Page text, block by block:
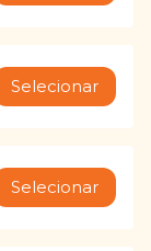
Selecionar
Selecionar